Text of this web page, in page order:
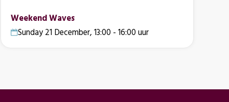
Weekend Waves
Sunday 21 December, 13:00 - 16:00 uur